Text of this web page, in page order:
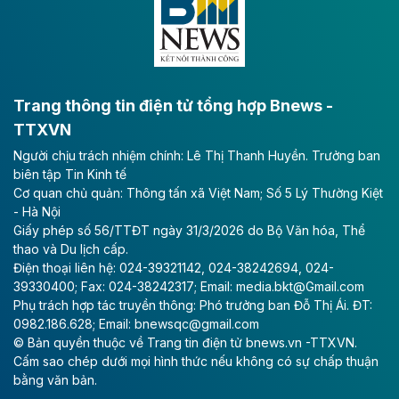
Long Thành
Tổng công ty Cảng hàng không Việt Nam - CTCP
(ACV) vừa lập kỷ lục mới về lợi nhuận trong quý
II/2026.
Theo baodautu.vn
Vinaconex lập đỉnh doanh thu
Tổng CTCP Xuất nhập khẩu và Xây dựng Việt Nam
(Vinaconex) đã khép lại nửa đầu năm với doanh thu
thuần gần 7.268 tỷ đồng, tăng 4% so với cùng kỳ và
cũng là mức cao nhất lịch sử hoạt động của doanh
nghiệp.
Trang thông tin điện tử tổng hợp Bnews -
TTXVN
Người chịu trách nhiệm chính: Lê Thị Thanh Huyền. Trưởng ban
biên tập Tin Kinh tế
Cơ quan chủ quản: Thông tấn xã Việt Nam; Số 5 Lý Thường Kiệt
- Hà Nội
Giấy phép số 56/TTĐT ngày 31/3/2026 do Bộ Văn hóa, Thể
thao và Du lịch cấp.
Điện thoại liên hệ: 024-39321142, 024-38242694, 024-
39330400; Fax: 024-38242317; Email: media.bkt@Gmail.com
Phụ trách hợp tác truyền thông: Phó trưởng ban Đỗ Thị Ái. ĐT:
0982.186.628; Email: bnewsqc@gmail.com
© Bản quyền thuộc về Trang tin điện tử bnews.vn -TTXVN.
Cấm sao chép dưới mọi hình thức nếu không có sự chấp thuận
bằng văn bản.